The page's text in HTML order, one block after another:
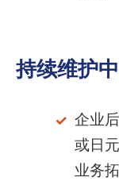
持续维护
企业
或日
业务